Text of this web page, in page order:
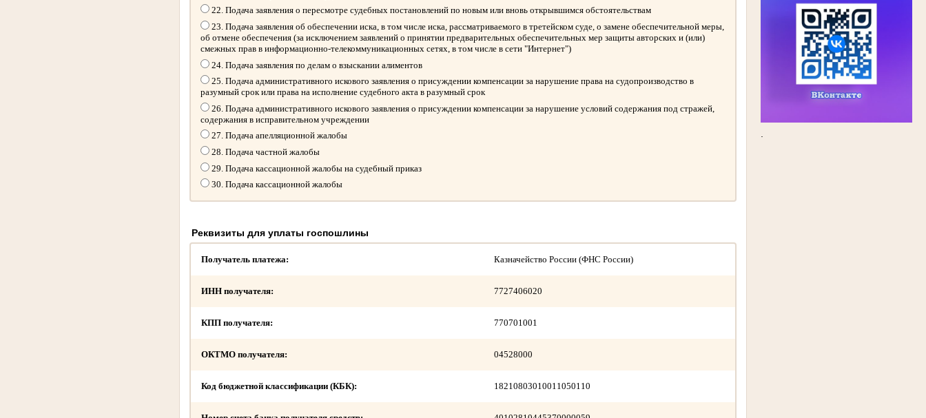
22. Подача заявления о пересмотре судебных постановлений по новым или вновь открывшимся обстоятельствам
23. Подача заявления об обеспечении иска, в том числе иска, рассматриваемого в третейском суде, о замене обеспечительной меры,
об отмене обеспечения (за исключением заявлений о принятии предварительных обеспечительных мер защиты авторских и (или)
смежных прав в информационно-телекоммуникационных сетях, в том числе в сети "Интернет")
24. Подача заявления по делам о взыскании алиментов
25. Подача административного искового заявления о присуждении компенсации за нарушение права на судопроизводство в
разумный срок или права на исполнение судебного акта в разумный срок
26. Подача административного искового заявления о присуждении компенсации за нарушение условий содержания под стражей,
содержания в исправительном учреждении
27. Подача апелляционной жалобы
28. Подача частной жалобы
29. Подача кассационной жалобы на судебный приказ
30. Подача кассационной жалобы
Реквизиты для уплаты госпошлины
Получатель платежа: Казначейство России (ФНС России)
ИНН получателя: 7727406020
КПП получателя: 770701001
ОКТМО получателя: 04528000
Код бюджетной классификации (КБК): 18210803010011050110